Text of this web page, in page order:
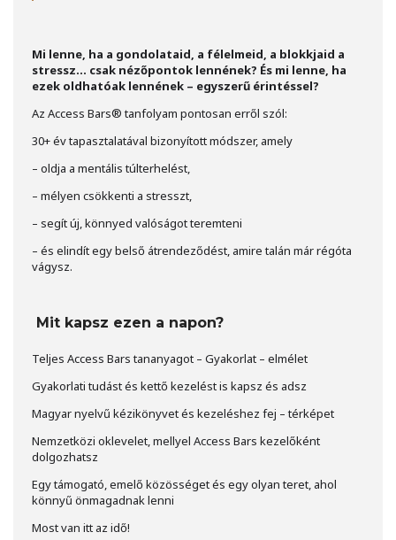
Mi lenne, ha a gondolataid, a félelmeid, a blokkjaid a
stressz… csak nézőpontok lennének? És mi lenne, ha
ezek oldhatóak lennének – egyszerű érintéssel?
Az Access Bars® tanfolyam pontosan erről szól:
30+ év tapasztalatával bizonyított módszer, amely
– oldja a mentális túlterhelést,
– mélyen csökkenti a stresszt,
– segít új, könnyed valóságot teremteni
– és elindít egy belső átrendeződést, amire talán már régóta
vágysz.
Mit kapsz ezen a napon?
Teljes Access Bars tananyagot – Gyakorlat – elmélet
Gyakorlati tudást és kettő kezelést is kapsz és adsz
Magyar nyelvű kézikönyvet és kezeléshez fej – térképet
Nemzetközi oklevelet, mellyel Access Bars kezelőként
dolgozhatsz
Egy támogató, emelő közösséget és egy olyan teret, ahol
könnyű önmagadnak lenni
Most van itt az idő!